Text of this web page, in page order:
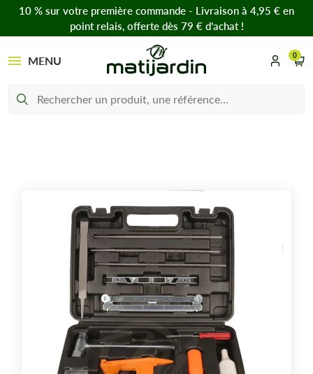
10 % sur votre première commande - Livraison à 4,95 € en
point relais, offerte dès 79 € d’achat !
MENU 0